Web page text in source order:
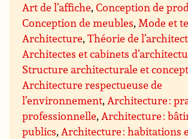
Art de l’affiche,Conception de
Conception de meubles,Mode et
Architecture,Théorie de
Architectes et cabinets
Structure architecturale et
Architecture respectueuse de
l’environnement,Architecture :
professionnelle,Architecture :
publics,Architecture : habitations